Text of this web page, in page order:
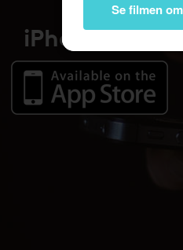
Se filmen
iPhone / iOS